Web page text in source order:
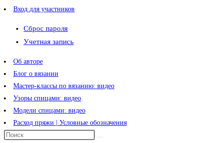
Вход для участников
Сброс пароля
Учетная запись
Об авторе
Блог о вязании
Мастер-классы по вязанию: видео
Узоры спицами: видео
Модели спицами: видео
Расход пряжи | Условные обозначения